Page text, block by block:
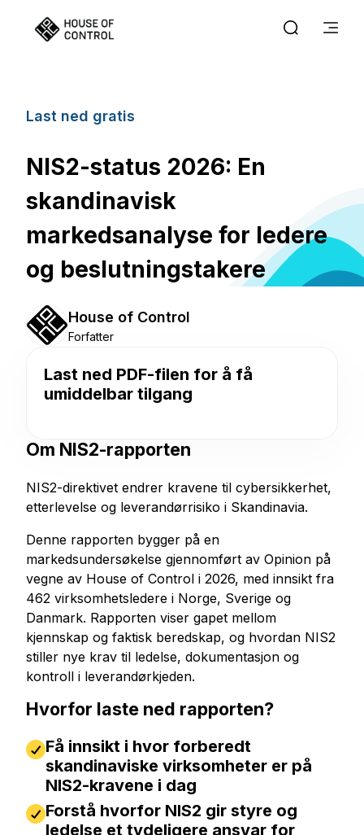
Last ned gratis
NIS2-status 2026: En
skandinavisk
markedsanalyse for ledere
og beslutningstakere
House of Control
Forfatter
Last ned PDF-filen for å få
umiddelbar tilgang
Om NIS2-rapporten
NIS2-direktivet endrer kravene til cybersikkerhet,
etterlevelse og leverandørrisiko i Skandinavia.
Denne rapporten bygger på en
markedsundersøkelse gjennomført av Opinion på
vegne av House of Control i 2026, med innsikt fra
462 virksomhetsledere i Norge, Sverige og
Danmark. Rapporten viser gapet mellom
kjennskap og faktisk beredskap, og hvordan NIS2
stiller nye krav til ledelse, dokumentasjon og
kontroll i leverandørkjeden.
Hvorfor laste ned rapporten?
Få innsikt i hvor forberedt
skandinaviske virksomheter er på
NIS2-kravene i dag
Forstå hvorfor NIS2 gir styre og
ledelse et tydeligere ansvar for